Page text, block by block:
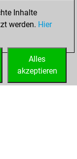
Inhalte
werden. Hier
Alles
akzeptieren